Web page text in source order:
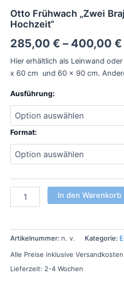
Otto Frühwach „Zwei
Hochzeit“
285,00 € – 400,00 €
Hier erhältlich als Leinwand
x 60 cm und 60 x 90 cm.
Ausführung:
Format:
In den Warenkorb
Artikelnummer: n. v. Kategorie:
Alle Preise inklusive
Lieferzeit: 2-4 Wochen